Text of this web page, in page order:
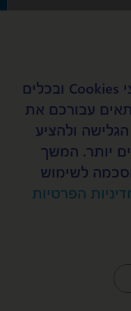
אנחנו עושים שימוש בקובצי Cookies ובכלים
עבורכם את
ולהציע
יותר. המשך
לשימוש
הפרטיות